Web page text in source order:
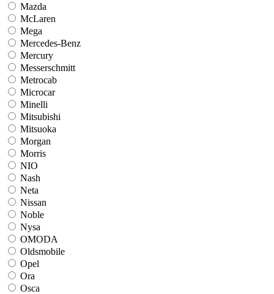
Mazda
McLaren
Mega
Mercedes-Benz
Mercury
Messerschmitt
Metrocab
Microcar
Minelli
Mitsubishi
Mitsuoka
Morgan
Morris
NIO
Nash
Neta
Nissan
Noble
Nysa
OMODA
Oldsmobile
Opel
Ora
Osca